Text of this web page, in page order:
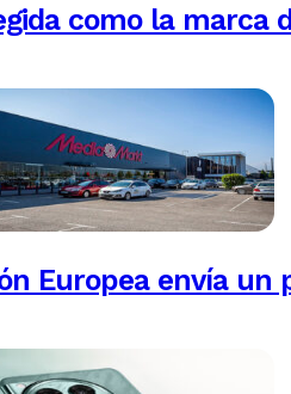
como la marca
Europea envía un